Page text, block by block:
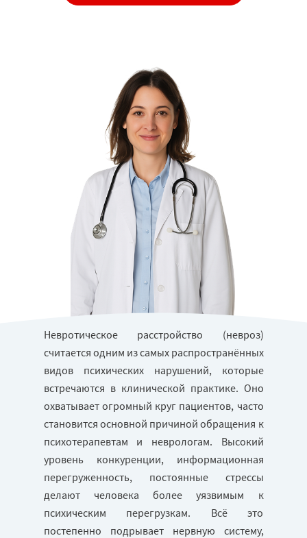
Невротическое расстройство (невроз)
считается одним из самых распространённых
видов психических нарушений, которые
встречаются в клинической практике. Оно
охватывает огромный круг пациентов, часто
становится основной причиной обращения к
психотерапевтам и неврологам. Высокий
уровень конкуренции, информационная
перегруженность, постоянные стрессы
делают человека более уязвимым к
психическим перегрузкам. Всё это
постепенно подрывает нервную систему,